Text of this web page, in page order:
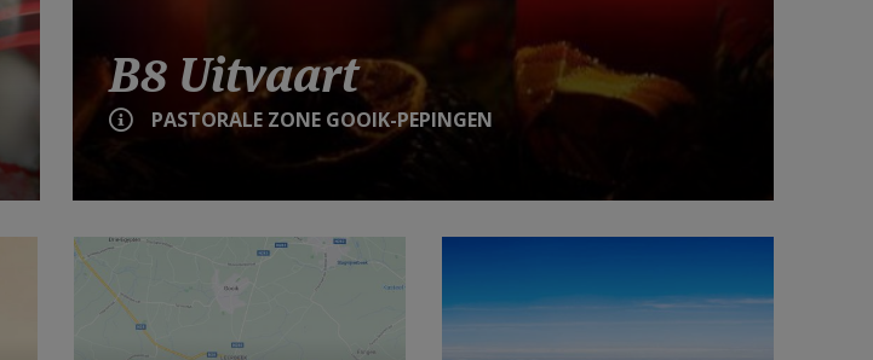
B8 Uitvaart
PASTORALE ZONE GOOIK-PEPINGEN